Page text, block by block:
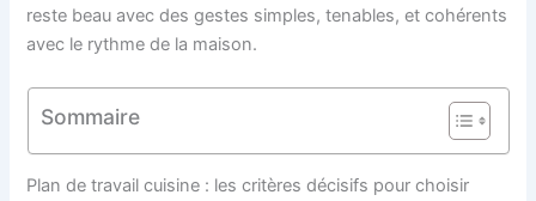
reste beau avec des gestes simples, tenables, et cohérents
avec le rythme de la maison.
Sommaire
Plan de travail cuisine : les critères décisifs pour choisir